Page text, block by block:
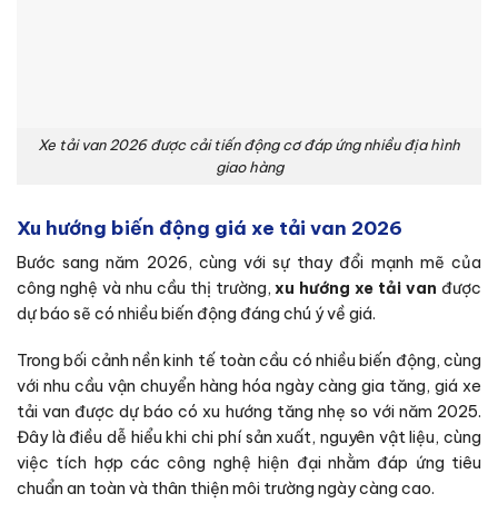
Xe tải van 2026 được cải tiến động cơ đáp ứng nhiều địa hình
giao hàng
Xu hướng biến động giá xe tải van 2026
Bước sang năm 2026, cùng với sự thay đổi mạnh mẽ của
công nghệ và nhu cầu thị trường,xu hướng xe tải van được
dự báo sẽ có nhiều biến động đáng chú ý về giá.
Trong bối cảnh nền kinh tế toàn cầu có nhiều biến động, cùng
với nhu cầu vận chuyển hàng hóa ngày càng gia tăng, giá xe
tải van được dự báo có xu hướng tăng nhẹ so với năm 2025.
Đây là điều dễ hiểu khi chi phí sản xuất, nguyên vật liệu, cùng
việc tích hợp các công nghệ hiện đại nhằm đáp ứng tiêu
chuẩn an toàn và thân thiện môi trường ngày càng cao.